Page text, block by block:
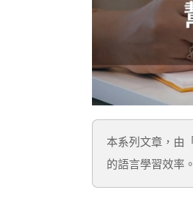
本系列文章，由
的語言學習效率。